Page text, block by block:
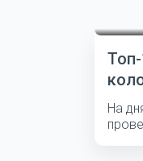
На